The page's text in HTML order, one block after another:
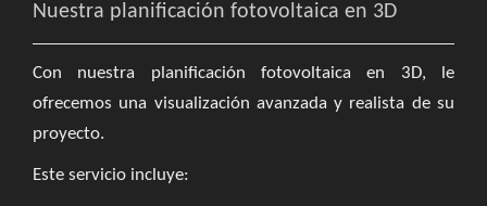
Nuestra planificación fotovoltaica en 3D
Con nuestra planificación fotovoltaica en 3D, le
ofrecemos una visualización avanzada y realista de su
proyecto.
Este servicio incluye: